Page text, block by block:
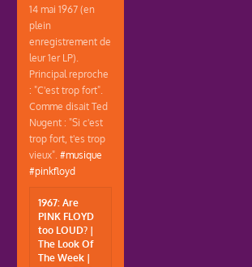
14 mai 1967 (en
plein
enregistrement de
leur 1er LP).
Principal reproche
: "C'est trop fort".
Comme disait Ted
Nugent : "Si c'est
trop fort, t'es trop
vieux".#musique
#pinkfloyd
1967: Are
PINK FLOYD
too LOUD? |
The Look Of
The Week |